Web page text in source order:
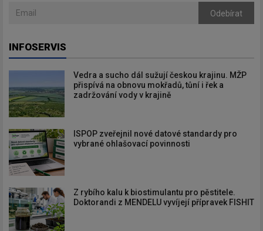
Odebírat
INFOSERVIS
Vedra a sucho dál sužují českou krajinu. MŽP
přispívá na obnovu mokřadů, tůní i řek a
zadržování vody v krajině
ISPOP zveřejnil nové datové standardy pro
vybrané ohlašovací povinnosti
Z rybího kalu k biostimulantu pro pěstitele.
Doktorandi z MENDELU vyvíjejí přípravek FISHIT